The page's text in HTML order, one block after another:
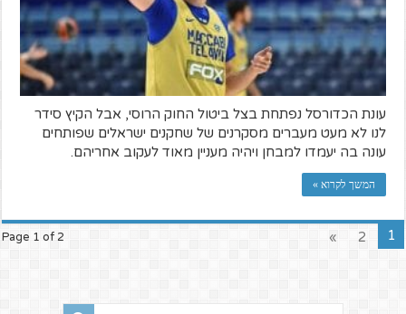
עונת הכדורסל נפתחת בצל ביטול החוק הרוסי, אבל הקיץ סידר
לנו לא מעט מעברים מסקרנים של שחקנים ישראלים שפותחים
עונה בה יעמדו למבחן ויהיה מעניין מאוד לעקוב אחריהם.
המשך לקרוא »
Page 1 of 2 1
2
»